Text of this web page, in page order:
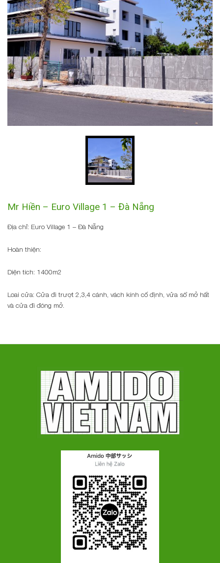
Mr Hiền – Euro Village 1 – Đà Nẵng
Địa chỉ: Euro Village 1 – Đà Nẵng
Hoàn thiện:
Diện tích: 1400m2
Loai cửa: Cửa đi trượt 2,3,4 cánh, vách kính cố định, vửa sổ mở hất
và cửa đi đóng mở.